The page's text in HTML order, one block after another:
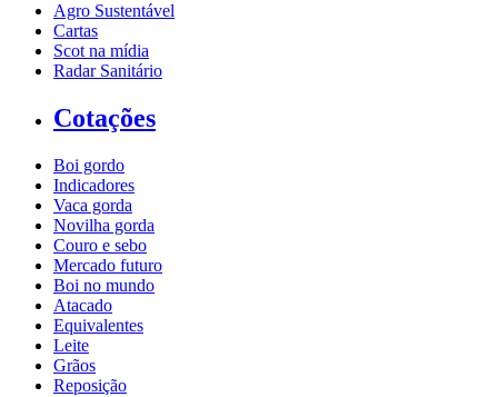
Agro Sustentável
Cartas
Scot na mídia
Radar Sanitário
Cotações
Boi gordo
Indicadores
Vaca gorda
Novilha gorda
Couro e sebo
Mercado futuro
Boi no mundo
Atacado
Equivalentes
Leite
Grãos
Reposição